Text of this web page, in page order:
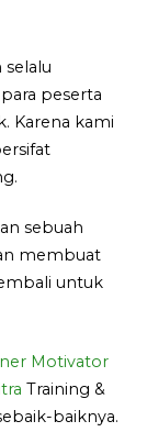
peserta
Karena kami
sebuah
membuat
untuk
Motivator
Training &
baiknya.